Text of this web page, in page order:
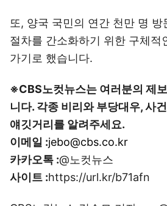
또, 양국 국민의 연간 천만 명
절차를 간소화하기 위한 구체적
가기로 했습니다.
※CBS노컷뉴스는 여러분의 제
니다. 각종 비리와 부당대우, 사
얘깃거리를 알려주세요.
이메일 :jebo@cbs.co.kr
카카오톡 :@노컷뉴스
사이트 :https://url.kr/b71afn